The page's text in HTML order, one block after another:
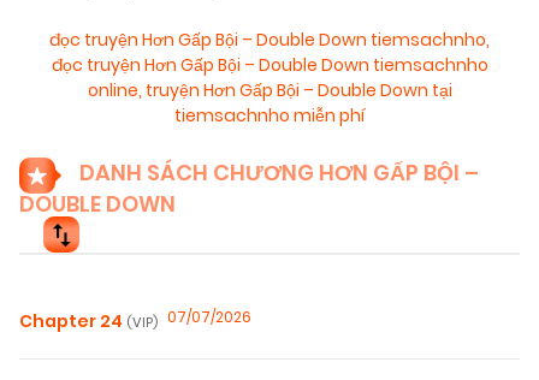
đọc truyện Hơn Gấp Bội – Double Down tiemsachnho,
đọc truyện Hơn Gấp Bội – Double Down tiemsachnho
online, truyện Hơn Gấp Bội – Double Down tại
tiemsachnho miễn phí
DANH SÁCH CHƯƠNG HƠN GẤP BỘI –
DOUBLE DOWN
Chapter 24 (VIP) 07/07/2026